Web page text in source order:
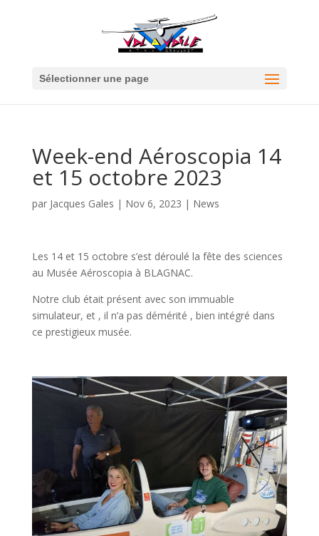
Sélectionner une page
Week-end Aéroscopia 14
et 15 octobre 2023
par Jacques Gales | Nov 6, 2023 | News
Les 14 et 15 octobre s’est déroulé la fête des sciences
au Musée Aéroscopia à BLAGNAC.
Notre club était présent avec son immuable
simulateur, et , il n’a pas démérité , bien intégré dans
ce prestigieux musée.